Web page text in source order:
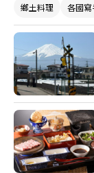
鄉土料理 各國寫